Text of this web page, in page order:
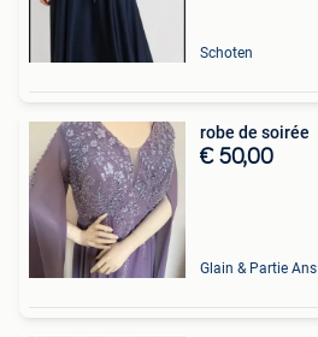
Schoten
robe de soirée
€ 50,00
Glain & Partie Ans